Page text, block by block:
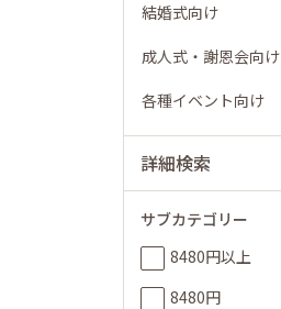
結婚式向け
成人式・謝恩会向け
各種イベント向け
詳細検索
サブカテゴリー
8480円以上
8480円